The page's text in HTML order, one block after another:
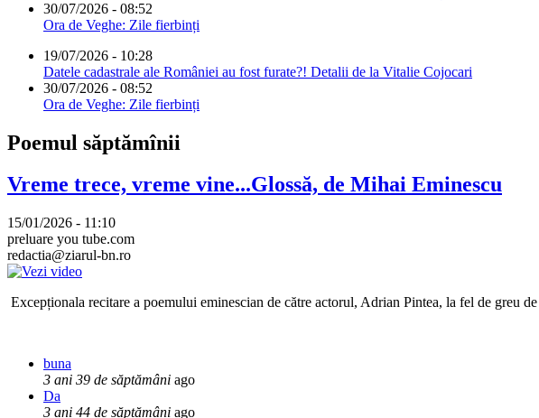
30/07/2026 - 08:52
Ora de Veghe: Zile fierbinți
19/07/2026 - 10:28
Datele cadastrale ale României au fost furate?! Detalii de la Vitalie Cojocari
30/07/2026 - 08:52
Ora de Veghe: Zile fierbinți
Poemul săptămînii
Vreme trece, vreme vine...Glossă, de Mihai Eminescu
15/01/2026 - 11:10
preluare you tube.com
redactia@ziarul-bn.ro
Excepționala recitare a poemului eminescian de către actorul, Adrian Pintea, la fel de greu
buna
3 ani 39 de săptămâni ago
Da
3 ani 44 de săptămâni ago